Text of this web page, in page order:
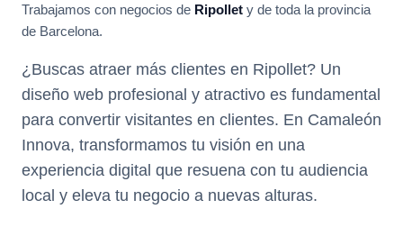
Trabajamos con negocios de Ripollet y de toda la provincia
de Barcelona.
¿Buscas atraer más clientes en Ripollet? Un
diseño web profesional y atractivo es fundamental
para convertir visitantes en clientes. En Camaleón
Innova, transformamos tu visión en una
experiencia digital que resuena con tu audiencia
local y eleva tu negocio a nuevas alturas.